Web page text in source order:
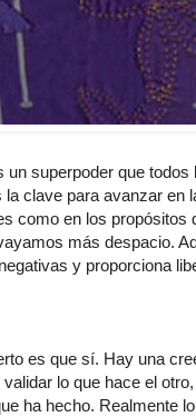
superpoder que
clave para avanzar en
como en los
más despacio.
y proporciona
es que sí. Hay una
lo que hace el
ha hecho. Realmente